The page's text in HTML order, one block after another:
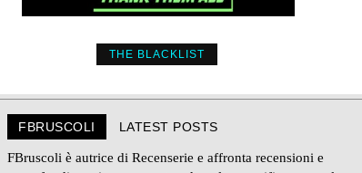
THE BLACKLIST
FBRUSCOLI LATEST POSTS
FBruscoli è autrice di Recenserie e affronta recensioni e